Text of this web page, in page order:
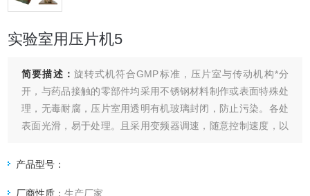
实验室用压片机5
简要描述： 旋转式机符合GMP标准，压片室与传动机构*分
开，与药品接触的零部件均采用不锈钢材料制作或表面特殊处
理，无毒耐腐，压片室用透明有机玻璃封闭，防止污染。各处
表面光滑，易于处理。且采用变频器调速，随意控制速度，以
产品型号：
厂商性质：生产厂家